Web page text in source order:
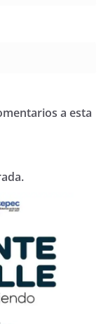
a esta